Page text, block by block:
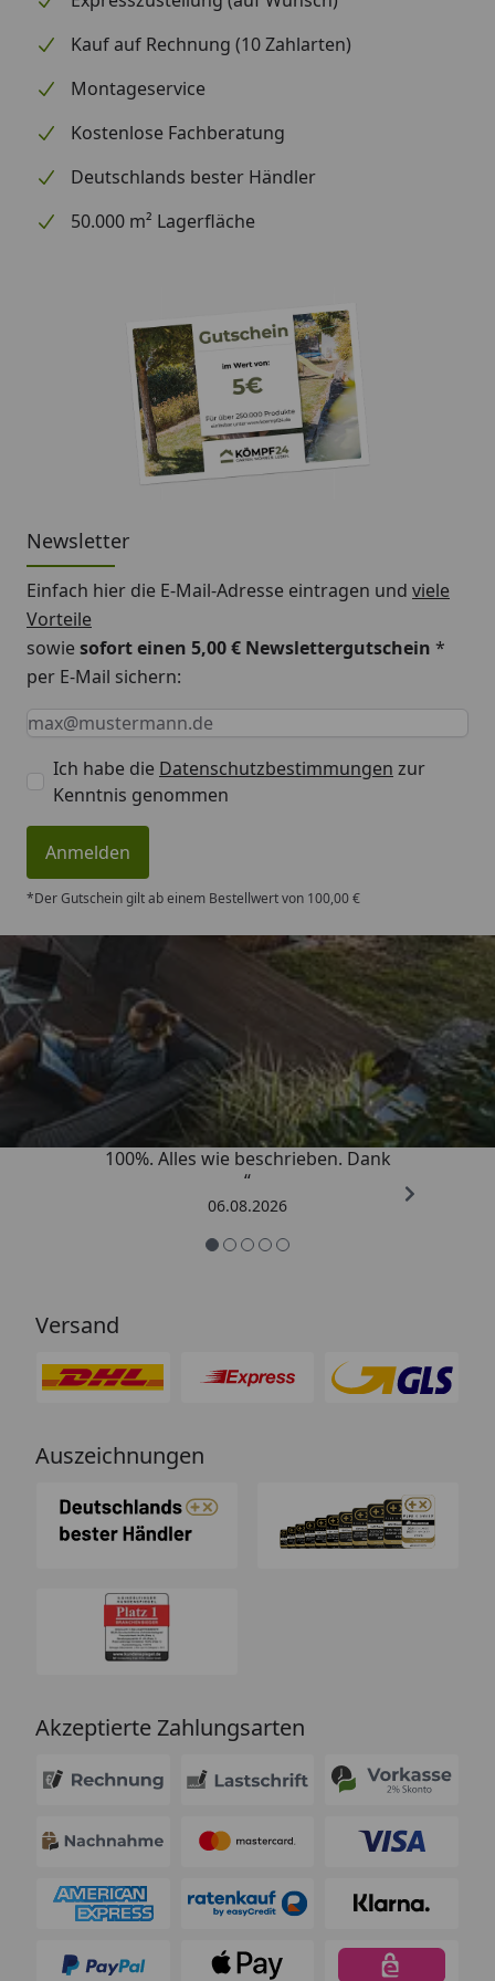
Kauf auf Rechnung (10 Zahlarten)
Montageservice
Kostenlose Fachberatung
Deutschlands bester Händler
50.000 m² Lagerfläche
Newsletter
Einfach hier die E-Mail-Adresse eintragen und viele
Vorteile
sowiesofort einen 5,00 € Newslettergutschein *
per E-Mail sichern:
Keine Eingabe erforderlich
Eingabe erforderlich
E-Mail *
Ich habe die Datenschutzbestimmungen zur
Kenntnis genommen
Anmelden
*Der Gutschein gilt ab einem Bestellwert von 100,00 €
Trusted Shops
4,83/ 5
„Super schnell gelifert. Ware passt
100%. Alles wie beschrieben. Dank
“
06.08.2026
Versand
Auszeichnungen
Akzeptierte Zahlungsarten